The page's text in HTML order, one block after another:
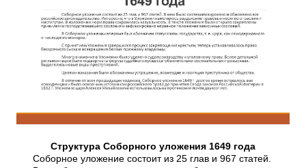
Структура Соборного уложения 1649 года
Соборное уложение состоит из 25 глав и 967 статей.